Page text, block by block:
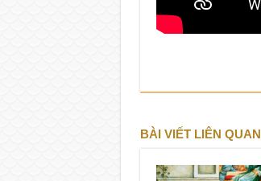
BÀI VIẾT LIÊN QUAN